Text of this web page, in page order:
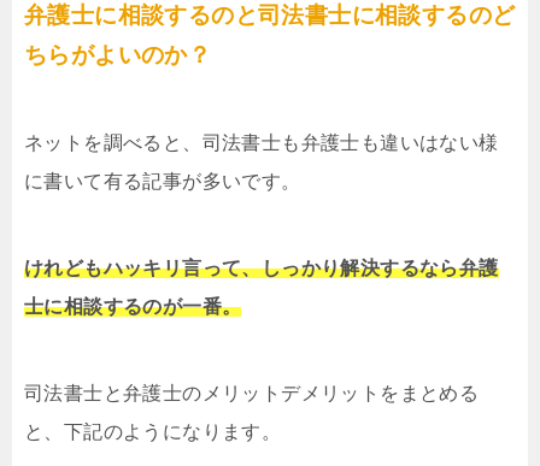
弁護士に相談するのと司法書士に相談するのど
ちらがよいのか？
ネットを調べると、司法書士も弁護士も違いはない様
に書いて有る記事が多いです。
けれどもハッキリ言って、しっかり解決するなら弁護
士に相談するのが一番。
司法書士と弁護士のメリットデメリットをまとめる
と、下記のようになります。